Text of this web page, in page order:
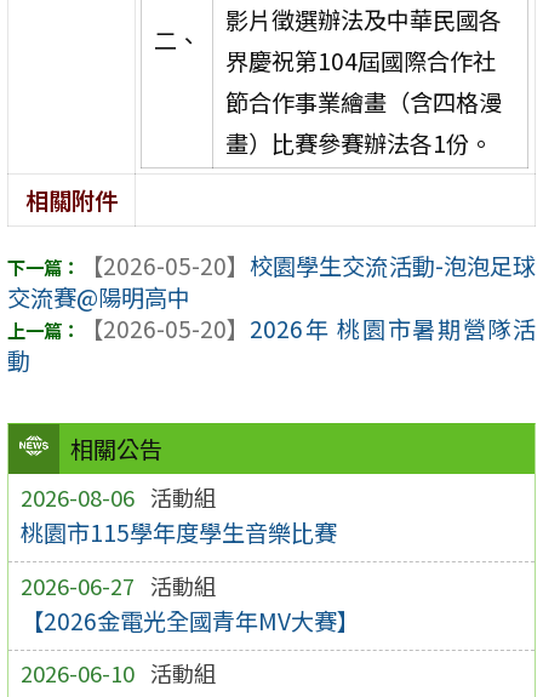
相關公告
2026-08-06 活動組
桃園市115學年度學生音樂比賽
2026-06-27 活動組
【2026金電光全國青年MV大賽】
2026-06-10 活動組
二、
影片徵選辦法及中華民國各
界慶祝第104屆國際合作社
節合作事業繪畫（含四格漫
畫）比賽參賽辦法各1份。
相關附件
【2026-05-20】 校園學生交流活動-泡泡足球
交流賽@陽明高中
【2026-05-20】 2026年 桃園市暑期營隊活
動